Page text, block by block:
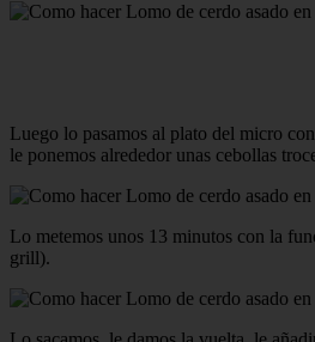
Luego lo pasamos al plato del micro
le ponemos alrededor unas cebollas
Lo metemos unos 13 minutos con la
grill).